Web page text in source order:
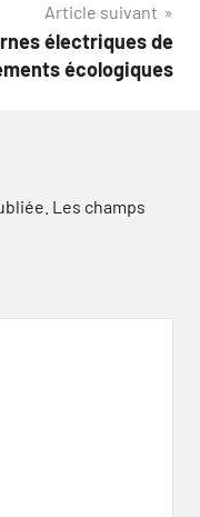
Article suivant
électriques de
écologiques
Les champs